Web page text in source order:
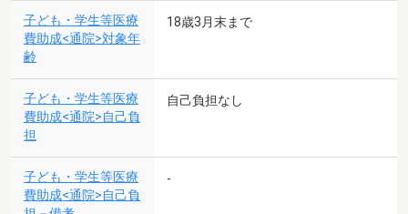
子ども・学生等医療
費助成<通院>対象年
齢
18歳3月末まで
子ども・学生等医療
費助成<通院>自己負
担
自己負担なし
子ども・学生等医療
費助成<通院>自己負
-